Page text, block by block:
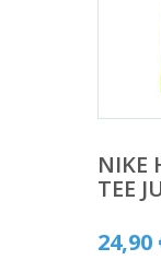
NIKE
TEE
24,90